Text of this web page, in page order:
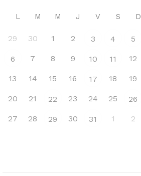
L M M J V S D
29 30 1 2 3 4 5
6 7 8 9 10 11 12
13 14 15 16 17 18 19
20 21 22 23 24 25 26
27 28 29 30 31 1 2